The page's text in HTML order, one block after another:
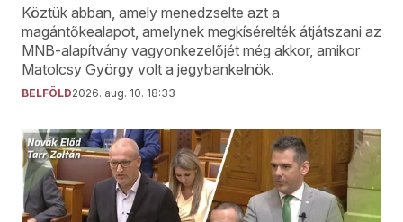
Köztük abban, amely menedzselte azt a
magántőkealapot, amelynek megkísérelték átjátszani az
MNB-alapítvány vagyonkezelőjét még akkor, amikor
Matolcsy György volt a jegybankelnök.
BELFÖLD2026. aug. 10. 18:33